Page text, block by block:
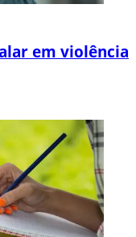
em violência